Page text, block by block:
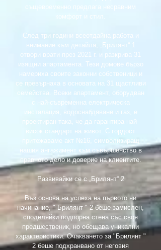
същевременно предлага несравним
комфорт и стил.
След три години всеотдайна работа и
внимание към детайла, „Брилянт“ 1
отвори врати през 2021 г. и разкрива 31
изящни апартамента. Тези домове бързо
намериха своите законни собственици и
се превърнаха в основата на 31 щастливи
семейства. Всеки апартамент, оборудван
с най-съвременна електрическа
инсталация, водоснабдяване и газ, е
проектиран така, че да гарантира най-
висок стандарт на живот. С гордост
притежаваме акт №16, символизиращ
нашия ангажимент към съвършенство в
правното дело и доверие на клиентите.
Развивайки се с „Брилянт“ 2
Въз основа на успеха на първото ни
начинание, " Брилянт " 2 беше замислен,
споделяйки подпорна стена със своя
предшественик, но обещава уникални
характеристики. Очакването за "Брилянт "
2 беше подхранвано от неговия